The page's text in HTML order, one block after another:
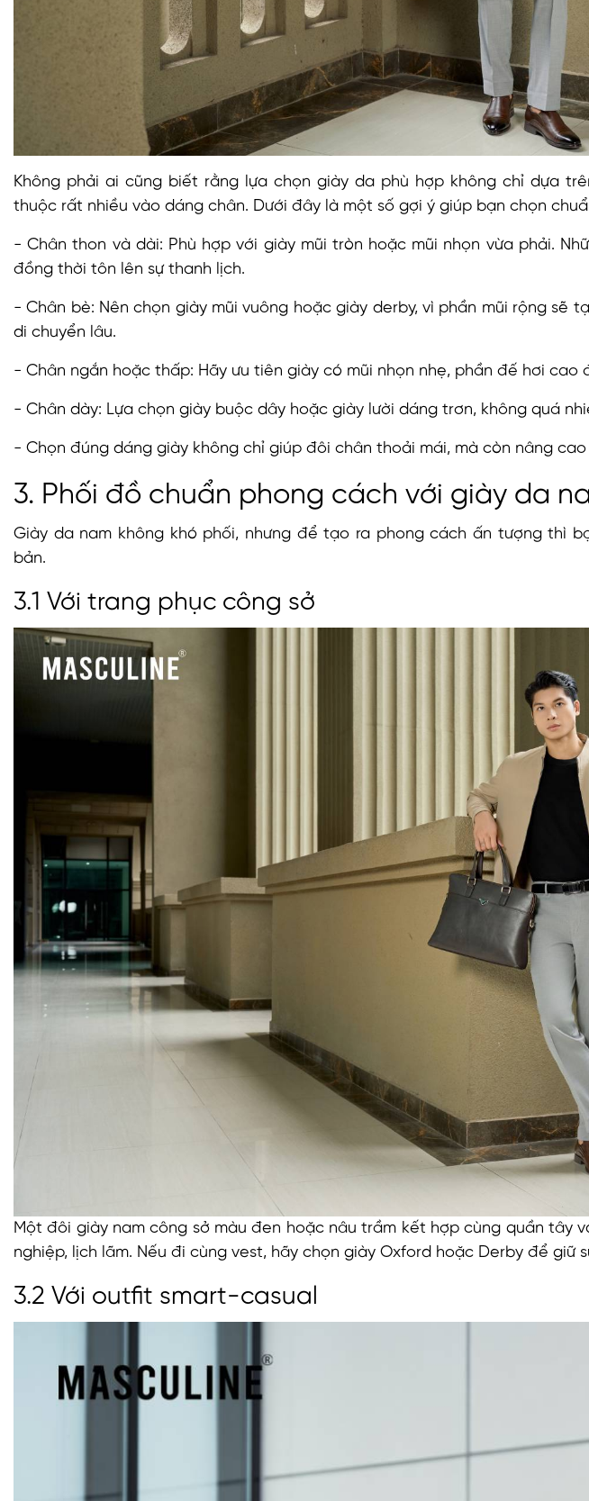
Không phải ai cũng biết rằng lựa chọn giày da phù hợp không chỉ dựa
thuộc rất nhiều vào dáng chân. Dưới đây là một số gợi ý giúp bạn chọn
- Chân thon và dài: Phù hợp với giày mũi tròn hoặc mũi nhọn vừa phải.
đồng thời tôn lên sự thanh lịch.
- Chân bè: Nên chọn giày mũi vuông hoặc giày derby, vì phần mũi rộng sẽ
di chuyển lâu.
- Chân ngắn hoặc thấp: Hãy ưu tiên giày có mũi nhọn nhẹ, phần đế hơi
- Chân dày: Lựa chọn giày buộc dây hoặc giày lười dáng trơn, không quá
- Chọn đúng dáng giày không chỉ giúp đôi chân thoải mái, mà còn nâng
3. Phối đồ chuẩn phong cách với giày da
Giày da nam không khó phối, nhưng để tạo ra phong cách ấn tượng thì
bản.
3.1 Với trang phục công sở
Một đôi giày nam công sở màu đen hoặc nâu trầm kết hợp cùng quần tây
nghiệp, lịch lãm. Nếu đi cùng vest, hãy chọn giày Oxford hoặc Derby để giữ
3.2 Với outfit smart-casual